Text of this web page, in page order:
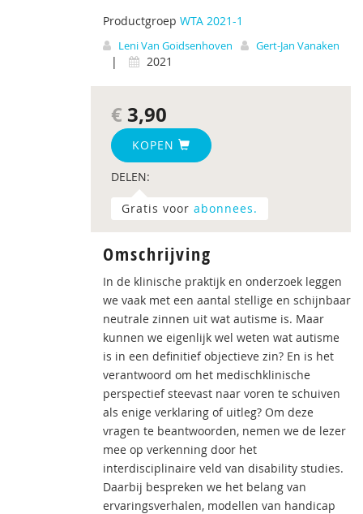
Productgroep WTA 2021-1
Leni Van Goidsenhoven Gert-Jan Vanaken
| 2021
€ 3,90
KOPEN
DELEN:
Gratis voor abonnees.
Omschrijving
In de klinische praktijk en onderzoek leggen
we vaak met een aantal stellige en schijnbaar
neutrale zinnen uit wat autisme is. Maar
kunnen we eigenlijk wel weten wat autisme
is in een definitief objectieve zin? En is het
verantwoord om het medischklinische
perspectief steevast naar voren te schuiven
als enige verklaring of uitleg? Om deze
vragen te beantwoorden, nemen we de lezer
mee op verkenning door het
interdisciplinaire veld van disability studies.
Daarbij bespreken we het belang van
ervaringsverhalen, modellen van handicap